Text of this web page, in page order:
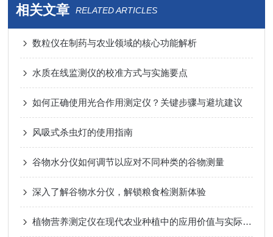
相关文章 RELATED ARTICLES
数粒仪在制药与农业领域的核心功能解析
水质在线监测仪的校准方式与实施要点
如何正确使用光合作用测定仪？关键步骤与避坑建议
风吸式杀虫灯的使用指南
谷物水分仪如何调节以应对不同种类的谷物测量
深入了解谷物水分仪，解锁粮食检测新体验
植物营养测定仪在现代农业种植中的应用价值与实际作用